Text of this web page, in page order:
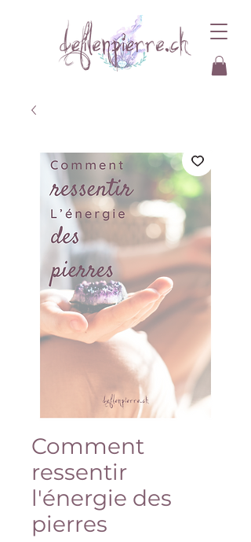
Comment
ressentir
l'énergie des
pierres